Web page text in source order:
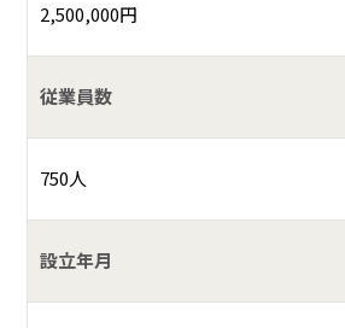
2,500,000円
従業員数
750人
設立年月